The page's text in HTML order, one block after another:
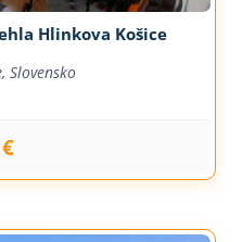
Hlinkova Košice
Slovensko